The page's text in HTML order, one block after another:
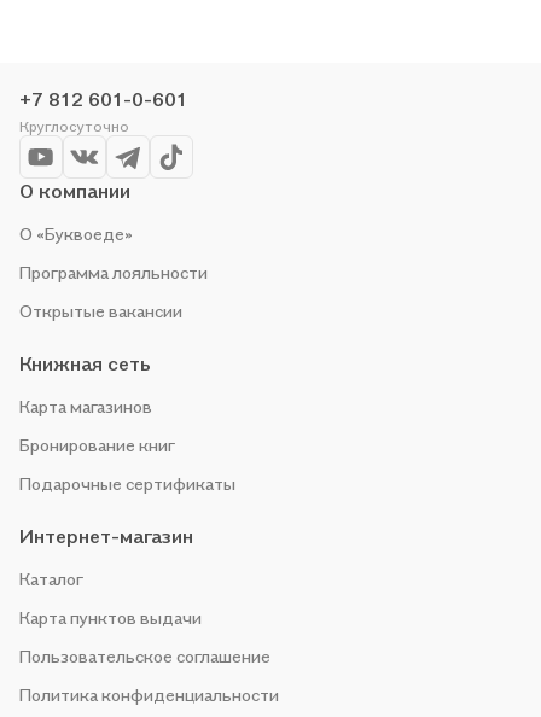
+7 812 601-0-601
Круглосуточно
О компании
О «Буквоеде»
Программа лояльности
Открытые вакансии
Книжная сеть
Карта магазинов
Бронирование книг
Подарочные сертификаты
Интернет-магазин
Каталог
Карта пунктов выдачи
Пользовательское соглашение
Политика конфиденциальности